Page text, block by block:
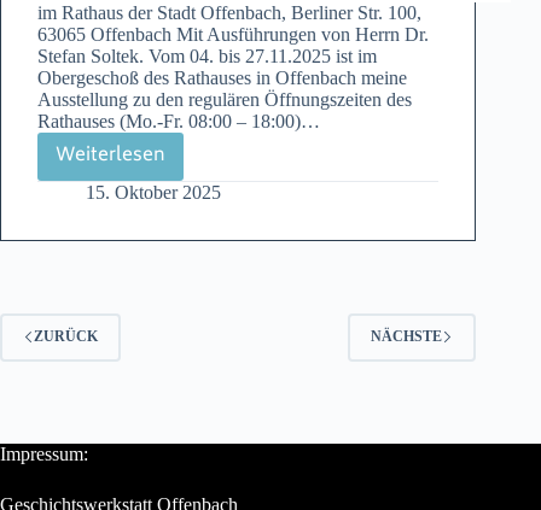
im Rathaus der Stadt Offenbach, Berliner Str. 100,
63065 Offenbach Mit Ausführungen von Herrn Dr.
Stefan Soltek. Vom 04. bis 27.11.2025 ist im
Obergeschoß des Rathauses in Offenbach meine
Ausstellung zu den regulären Öffnungszeiten des
Rathauses (Mo.-Fr. 08:00 – 18:00)…
Weiterlesen
Einladung
zur
Vernissage
MAL
15. Oktober 2025
ZURÜCK NÄCHSTE
Impressum:
Geschichtswerkstatt Offenbach